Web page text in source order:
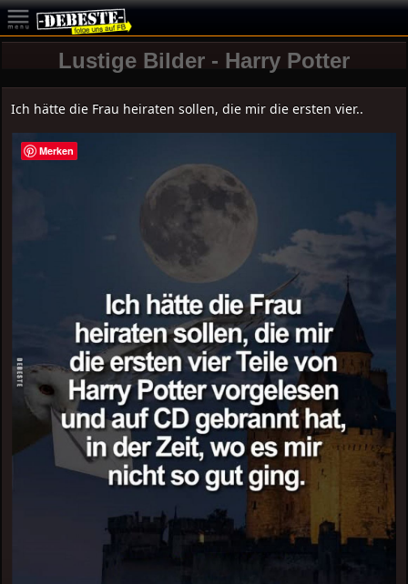
Lustige Bilder - Harry Potter
Ich hätte die Frau heiraten sollen, die mir die ersten vier..
Merken